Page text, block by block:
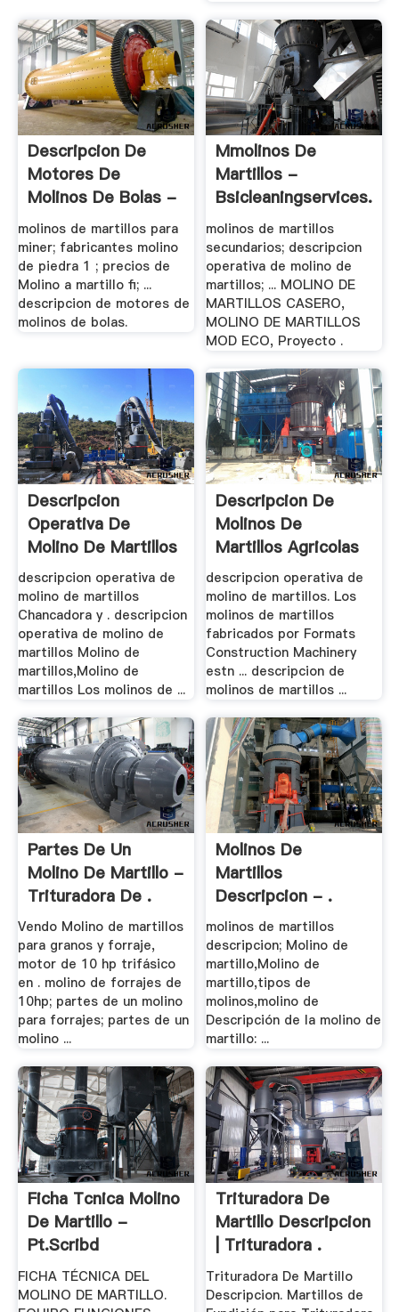
Descripcion De
Motores De
Molinos De Bolas -
.
molinos de martillos para
miner; fabricantes molino
de piedra 1 ; precios de
Molino a martillo fi; ...
descripcion de motores de
molinos de bolas.
Mmolinos De
Martillos -
Bsicleaningservices.ca
molinos de martillos
secundarios; descripcion
operativa de molino de
martillos; ... MOLINO DE
MARTILLOS CASERO,
MOLINO DE MARTILLOS
MOD ECO, Proyecto .
Descripcion
Operativa De
Molino De Martillos
descripcion operativa de
molino de martillos
Chancadora y . descripcion
operativa de molino de
martillos Molino de
martillos,Molino de
martillos Los molinos de ...
Descripcion De
Molinos De
Martillos Agricolas
descripcion operativa de
molino de martillos. Los
molinos de martillos
fabricados por Formats
Construction Machinery
estn ... descripcion de
molinos de martillos ...
Partes De Un
Molino De Martillo -
Trituradora De .
Vendo Molino de martillos
para granos y forraje,
motor de 10 hp trifásico
en . molino de forrajes de
10hp; partes de un molino
para forrajes; partes de un
molino ...
Molinos De
Martillos
Descripcion - .
molinos de martillos
descripcion; Molino de
martillo,Molino de
martillo,tipos de
molinos,molino de
Descripción de la molino de
martillo: ...
Ficha Tcnica Molino
De Martillo -
Pt.scribd
FICHA TÉCNICA DEL
MOLINO DE MARTILLO.
Trituradora De
Martillo Descripcion
| Trituradora .
Trituradora De Martillo
Descripcion. Martillos de